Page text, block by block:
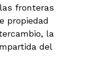
fronteras
propiedad
la
del